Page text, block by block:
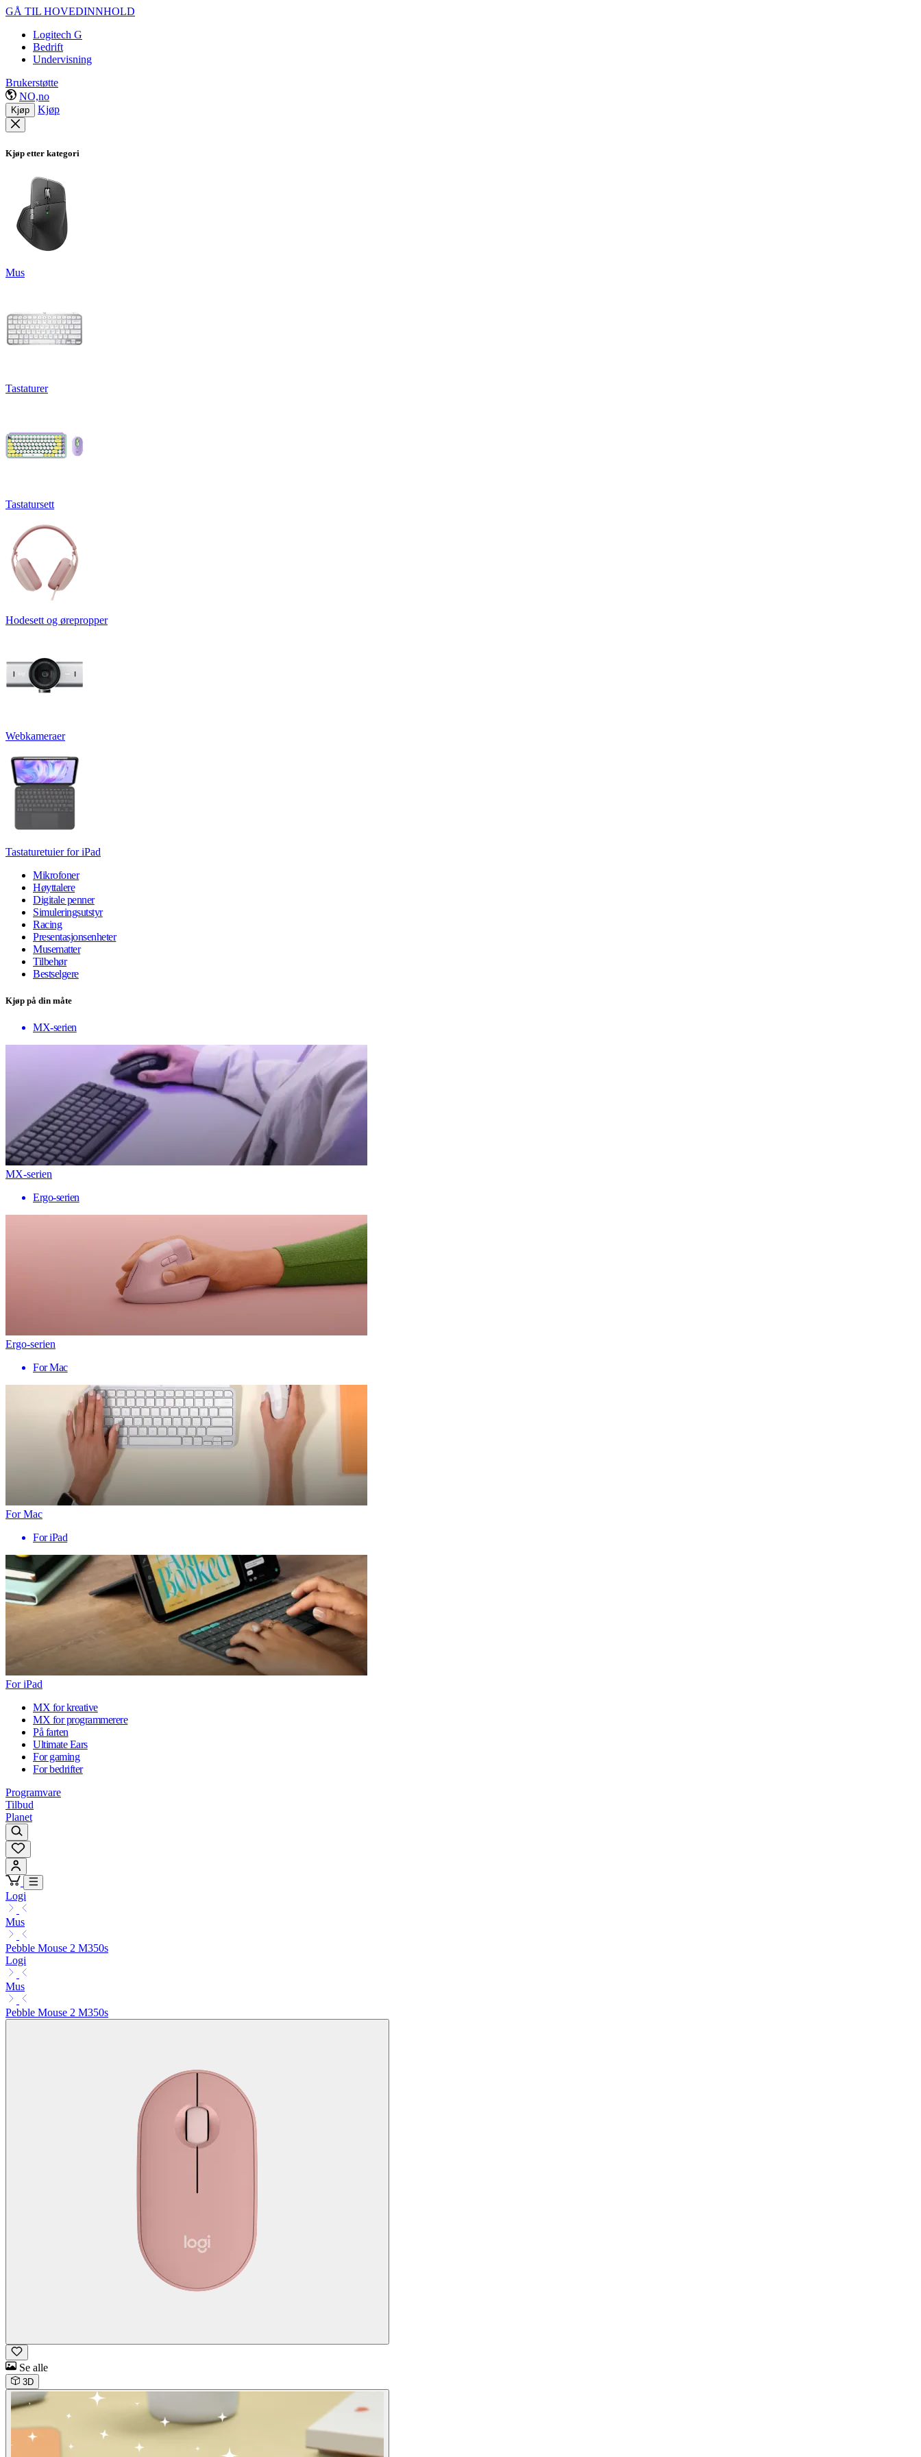
GÅ TIL HOVEDINNHOLD
Logitech G
Bedrift
Undervisning
Brukerstøtte
NO,no
Kjøp Kjøp
Kjøp etter kategori
Mus
Tastaturer
Tastatursett
Hodesett og ørepropper
Webkameraer
Tastaturetuier for iPad
Mikrofoner
Høyttalere
Digitale penner
Simuleringsutstyr
Racing
Presentasjonsenheter
Musematter
Tilbehør
Bestselgere
Kjøp på din måte
MX-serien
MX-serien
Ergo-serien
Ergo-serien
For Mac
For Mac
For iPad
For iPad
MX for kreative
MX for programmerere
På farten
Ultimate Ears
For gaming
For bedrifter
Programvare
Tilbud
Planet
Logi
Mus
Pebble Mouse 2 M350s
Logi
Mus
Pebble Mouse 2 M350s
Se alle
3D